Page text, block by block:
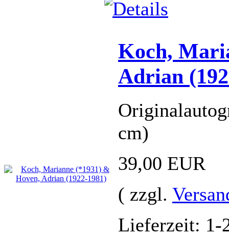
Koch,
Adrian
cm)
39,00 EUR
( zzgl.
Lieferzeit: 1-